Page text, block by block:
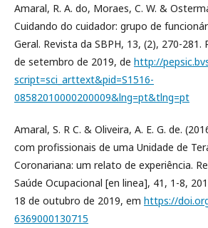
Amaral, R. A. do, Moraes, C. W. &
Cuidando do cuidador: grupo de
Geral. Revista da SBPH, 13, (2), 270-281.
de setembro de 2019, de http://
script=sci_arttext&pid=S1516-
08582010000200009&lng=pt&tlng=pt
Amaral, S. R C. & Oliveira, A. E. G. de.
com profissionais de uma Unidade de
Coronariana: um relato de experiência.
Saúde Ocupacional [en linea], 41, 1-8,
18 de outubro de 2019, em https://
6369000130715